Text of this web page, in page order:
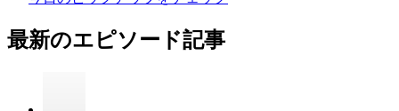
最新のエピソード記事